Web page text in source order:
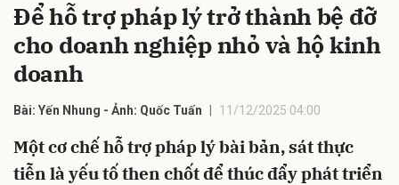
Để hỗ trợ pháp lý trở thành bệ đỡ
cho doanh nghiệp nhỏ và hộ kinh
doanh
Bài: Yến Nhung - Ảnh: Quốc Tuấn 11/12/2025 04:00
Một cơ chế hỗ trợ pháp lý bài bản, sát thực
tiễn là yếu tố then chốt để thúc đẩy phát triển
Hủy